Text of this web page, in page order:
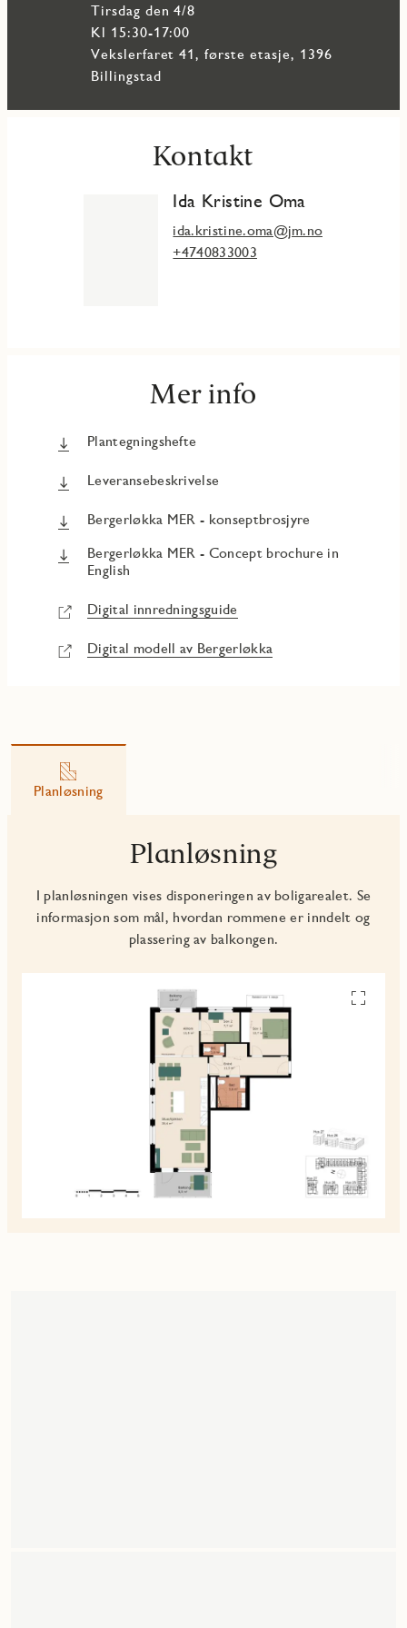
tirsdag den 4/8
Kl 15:30-17:00
Vekslerfaret 41, første etasje, 1396
Billingstad
Kontakt
Ida Kristine Oma
ida.kristine.oma@jm.no
+4740833003
Mer info
Plantegningshefte
Leveransebeskrivelse
Bergerløkka MER - konseptbrosjyre
Bergerløkka MER - Concept brochure in
English
Digital innredningsguide
Digital modell av Bergerløkka
Planløsning
Planløsning
I planløsningen vises disponeringen av boligarealet. Se
informasjon som mål, hvordan rommene er inndelt og
plassering av balkongen.
Se